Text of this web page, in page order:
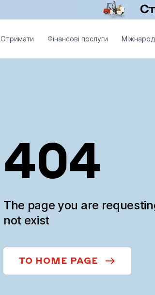
Отримати Фінансові послуги
404
The page you are
not exist
TO HOME PAGE